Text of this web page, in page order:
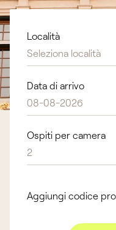
Località
Seleziona località
Data di arrivo
Ospiti per camera
2
Aggiungi codice